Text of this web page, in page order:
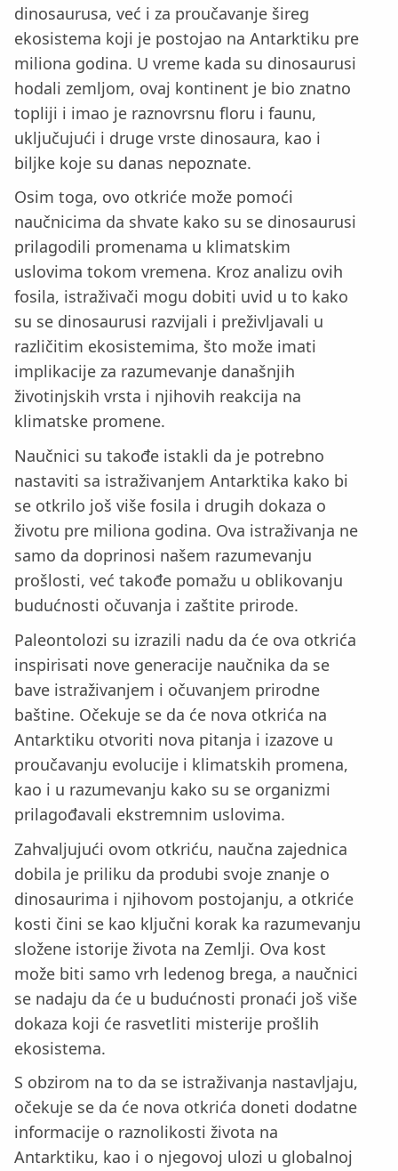
dinosaurusa, već i za proučavanje šireg
ekosistema koji je postojao na Antarktiku pre
miliona godina. U vreme kada su dinosaurusi
hodali zemljom, ovaj kontinent je bio znatno
topliji i imao je raznovrsnu floru i faunu,
uključujući i druge vrste dinosaura, kao i
biljke koje su danas nepoznate.
Osim toga, ovo otkriće može pomoći
naučnicima da shvate kako su se dinosaurusi
prilagodili promenama u klimatskim
uslovima tokom vremena. Kroz analizu ovih
fosila, istraživači mogu dobiti uvid u to kako
su se dinosaurusi razvijali i preživljavali u
različitim ekosistemima, što može imati
implikacije za razumevanje današnjih
životinjskih vrsta i njihovih reakcija na
klimatske promene.
Naučnici su takođe istakli da je potrebno
nastaviti sa istraživanjem Antarktika kako bi
se otkrilo još više fosila i drugih dokaza o
životu pre miliona godina. Ova istraživanja ne
samo da doprinosi našem razumevanju
prošlosti, već takođe pomažu u oblikovanju
budućnosti očuvanja i zaštite prirode.
Paleontolozi su izrazili nadu da će ova otkrića
inspirisati nove generacije naučnika da se
bave istraživanjem i očuvanjem prirodne
baštine. Očekuje se da će nova otkrića na
Antarktiku otvoriti nova pitanja i izazove u
proučavanju evolucije i klimatskih promena,
kao i u razumevanju kako su se organizmi
prilagođavali ekstremnim uslovima.
Zahvaljujući ovom otkriću, naučna zajednica
dobila je priliku da produbi svoje znanje o
dinosaurima i njihovom postojanju, a otkriće
kosti čini se kao ključni korak ka razumevanju
složene istorije života na Zemlji. Ova kost
može biti samo vrh ledenog brega, a naučnici
se nadaju da će u budućnosti pronaći još više
dokaza koji će rasvetliti misterije prošlih
ekosistema.
S obzirom na to da se istraživanja nastavljaju,
očekuje se da će nova otkrića doneti dodatne
informacije o raznolikosti života na
Antarktiku, kao i o njegovoj ulozi u globalnoj